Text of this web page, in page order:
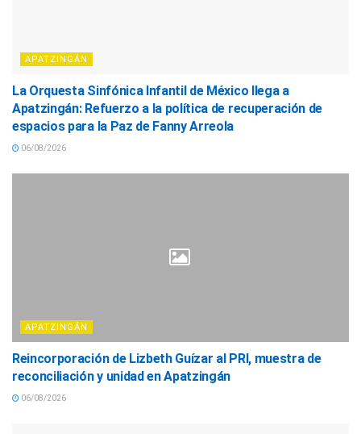
APATZINGÁN
La Orquesta Sinfónica Infantil de México llega a
Apatzingán: Refuerzo a la política de recuperación de
espacios para la Paz de Fanny Arreola
06/08/2026
APATZINGÁN
Reincorporación de Lizbeth Guízar al PRI, muestra de
reconciliación y unidad en Apatzingán
06/08/2026